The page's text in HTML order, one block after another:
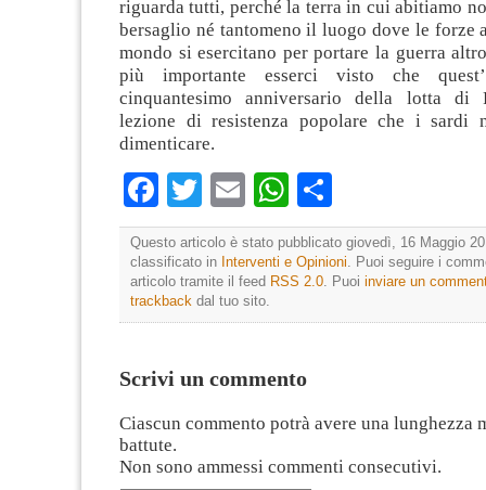
riguarda tutti, perché la terra in cui abitiamo
bersaglio né tantomeno il luogo dove le forze
mondo si esercitano per portare la guerra
più importante esserci visto che
cinquantesimo anniversario della lotta di
lezione di resistenza popolare che i sardi
dimenticare.
Facebook
Twitter
EmailWhatsApp
Questo articolo è stato pubblicato giovedì, 16 Maggio
classificato in Interventi e Opinioni . Puoi seguire i
articolo tramite il feed RSS 2.0 . Puoi inviare un
trackback dal tuo sito.
Scrivi un commento
Ciascun commento potrà avere una lunghezza
battute.
Non sono ammessi commenti consecutivi.